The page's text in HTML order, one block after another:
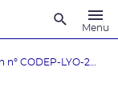
Menu